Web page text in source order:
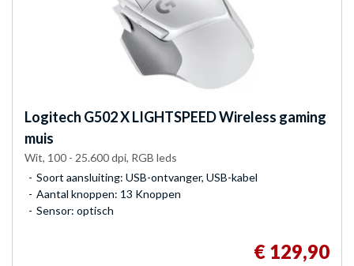
Logitech G502 X LIGHTSPEED Wireless gaming
muis
Wit, 100 - 25.600 dpi, RGB leds
Soort aansluiting: USB-ontvanger, USB-kabel
Aantal knoppen: 13 Knoppen
Sensor: optisch
€ 129,90